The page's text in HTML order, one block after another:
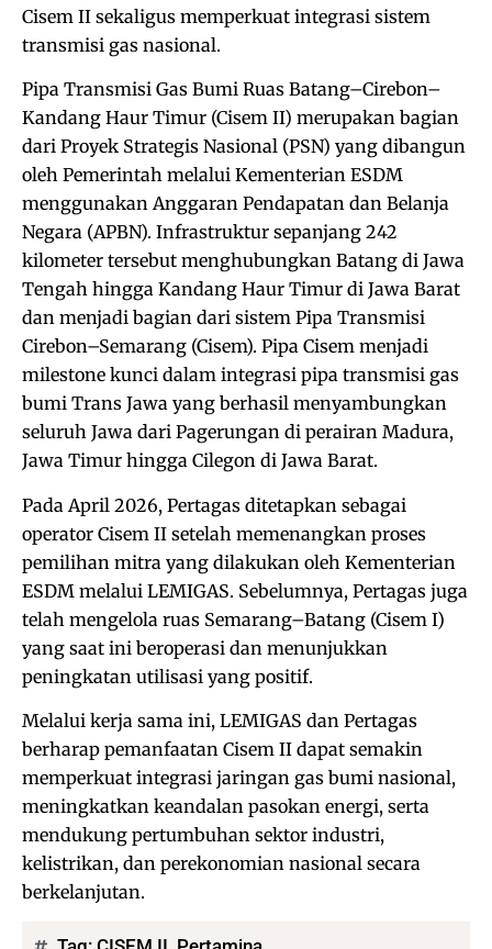
Cisem II sekaligus memperkuat integrasi sistem
transmisi gas nasional.
Pipa Transmisi Gas Bumi Ruas Batang–Cirebon–
Kandang Haur Timur (Cisem II) merupakan bagian
dari Proyek Strategis Nasional (PSN) yang dibangun
oleh Pemerintah melalui Kementerian ESDM
menggunakan Anggaran Pendapatan dan Belanja
Negara (APBN). Infrastruktur sepanjang 242
kilometer tersebut menghubungkan Batang di Jawa
Tengah hingga Kandang Haur Timur di Jawa Barat
dan menjadi bagian dari sistem Pipa Transmisi
Cirebon–Semarang (Cisem). Pipa Cisem menjadi
milestone kunci dalam integrasi pipa transmisi gas
bumi Trans Jawa yang berhasil menyambungkan
seluruh Jawa dari Pagerungan di perairan Madura,
Jawa Timur hingga Cilegon di Jawa Barat.
Pada April 2026, Pertagas ditetapkan sebagai
operator Cisem II setelah memenangkan proses
pemilihan mitra yang dilakukan oleh Kementerian
ESDM melalui LEMIGAS. Sebelumnya, Pertagas juga
telah mengelola ruas Semarang–Batang (Cisem I)
yang saat ini beroperasi dan menunjukkan
peningkatan utilisasi yang positif.
Melalui kerja sama ini, LEMIGAS dan Pertagas
berharap pemanfaatan Cisem II dapat semakin
memperkuat integrasi jaringan gas bumi nasional,
meningkatkan keandalan pasokan energi, serta
mendukung pertumbuhan sektor industri,
kelistrikan, dan perekonomian nasional secara
berkelanjutan.